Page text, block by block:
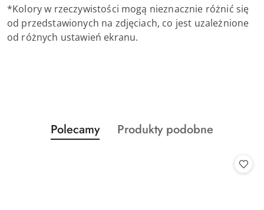
*Kolory w rzeczywistości mogą nieznacznie różnić się
od przedstawionych na zdjęciach, co jest uzależnione
od różnych ustawień ekranu.
Pomiń karuzelę produktów
Produkty
o
Polecamy
Produkty
Produkty podobne